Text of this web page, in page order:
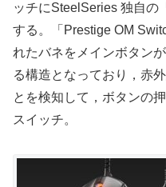
ッチにSteelSeries 独自の
する。「Prestige OM
れたバネをメインボタン
る構造となっており，赤
とを検知して，ボタンの
スイッチ。